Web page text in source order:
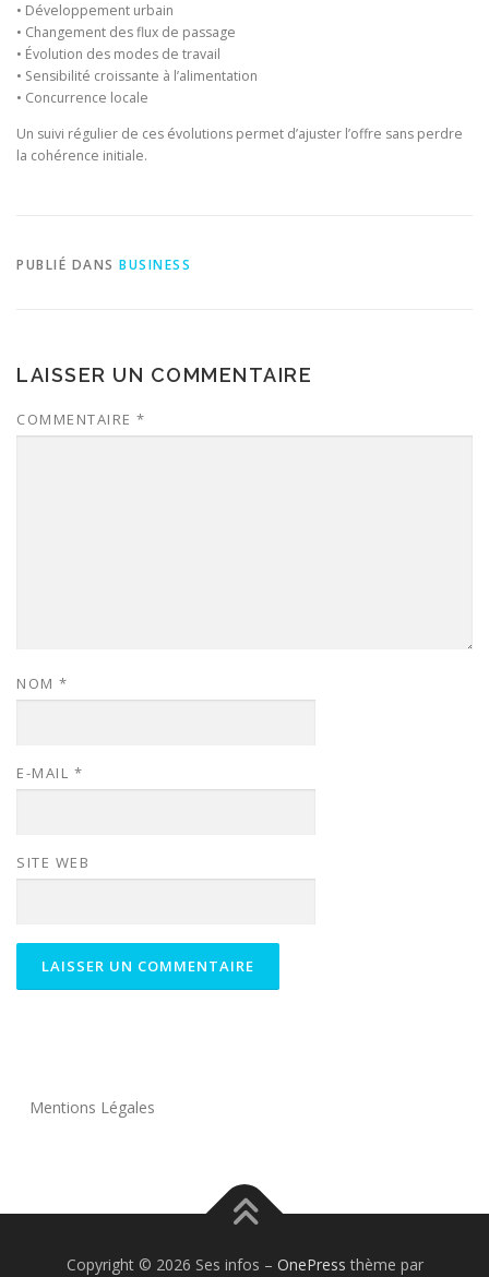
• Développement urbain
• Changement des flux de passage
• Évolution des modes de travail
• Sensibilité croissante à l’alimentation
• Concurrence locale
Un suivi régulier de ces évolutions permet d’ajuster l’offre sans perdre
la cohérence initiale.
PUBLIÉ DANS BUSINESS
LAISSER UN COMMENTAIRE
COMMENTAIRE *
NOM *
E-MAIL *
SITE WEB
Mentions Légales
Copyright © 2026 Ses infos – OnePress thème par